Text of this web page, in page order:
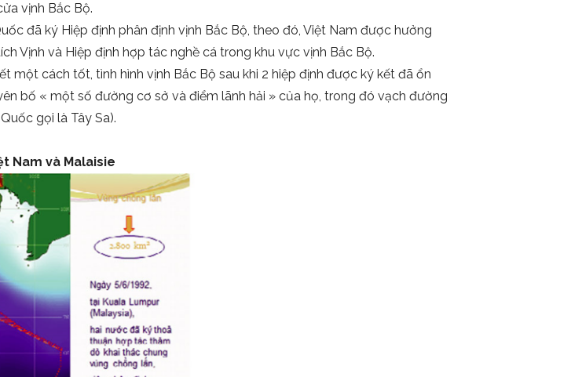
vịnh Bắc Bộ.
đã ký Hiệp định phân định vịnh Bắc Bộ, theo đó, Việt Nam được hưởng
Vịnh và Hiệp định hợp tác nghề cá trong khu vực vịnh Bắc Bộ.
một cách tốt, tình hình vịnh Bắc Bộ sau khi 2 hiệp định được ký kết đã ổn
bố « một số đường cơ sở và điểm lãnh hải » của họ, trong đó vạch đường
gọi là Tây Sa).
Nam và Malaisie